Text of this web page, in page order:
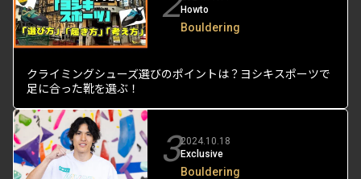
Howto
Bouldering
クライミングシューズ選びのポイントは？ヨシキスポーツで
足に合った靴を選ぶ！
32024.10.18
Exclusive
Bouldering